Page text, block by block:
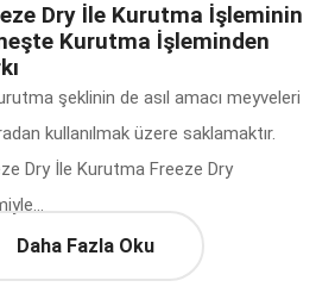
Dry İle Kurutma İşleminin
Kurutma İşleminden
şeklinin de asıl amacı meyveleri
kullanılmak üzere saklamaktır.
Dry İle Kurutma Freeze Dry
Daha Fazla Oku